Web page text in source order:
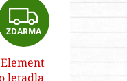
Z
D
A
ZDARMA
letadla